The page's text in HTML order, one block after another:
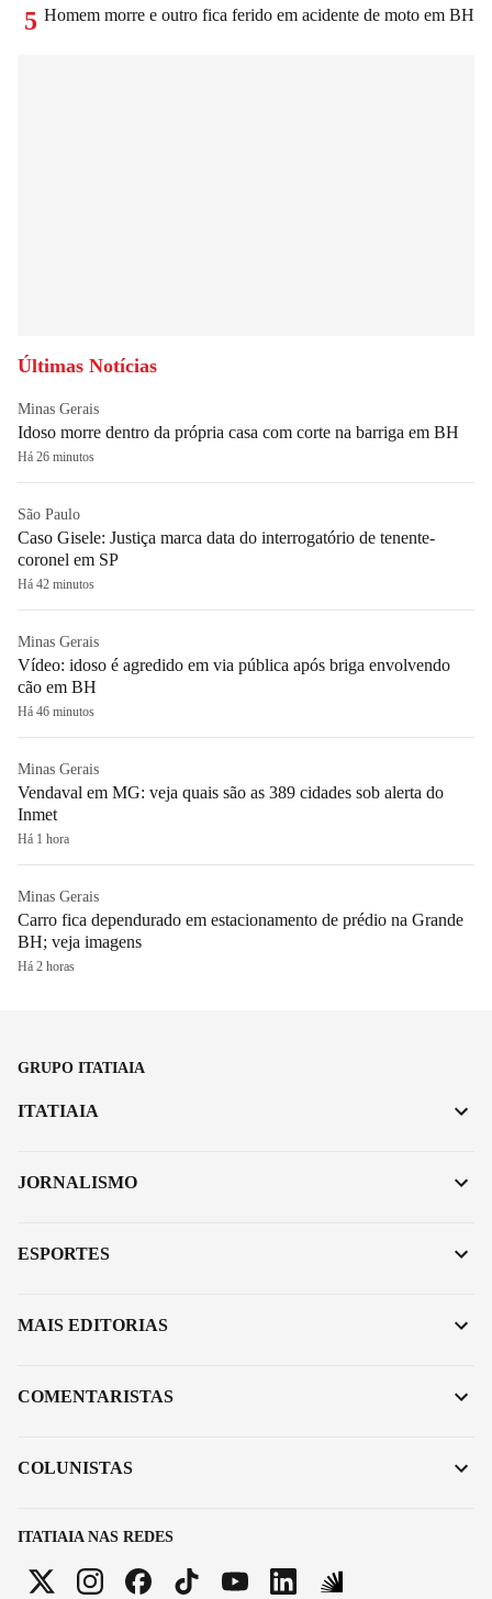
5 Homem morre e outro fica ferido em acidente de moto em BH
Últimas Notícias
Minas Gerais
Idoso morre dentro da própria casa com corte na barriga em BH
Há 26 minutos
São Paulo
Caso Gisele: Justiça marca data do interrogatório de tenente-
coronel em SP
Há 42 minutos
Minas Gerais
Vídeo: idoso é agredido em via pública após briga envolvendo
cão em BH
Há 46 minutos
Minas Gerais
Vendaval em MG: veja quais são as 389 cidades sob alerta do
Inmet
Há 1 hora
Minas Gerais
Carro fica dependurado em estacionamento de prédio na Grande
BH; veja imagens
Há 2 horas
GRUPO ITATIAIA
ITATIAIA NAS REDES
ITATIAIA
JORNALISMO
ESPORTES
MAIS EDITORIAS
COMENTARISTAS
COLUNISTAS